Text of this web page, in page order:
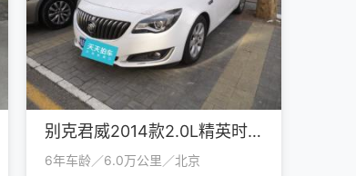
别克君威2014款2.0L精英时尚型
6年车龄／6.0万公里／北京